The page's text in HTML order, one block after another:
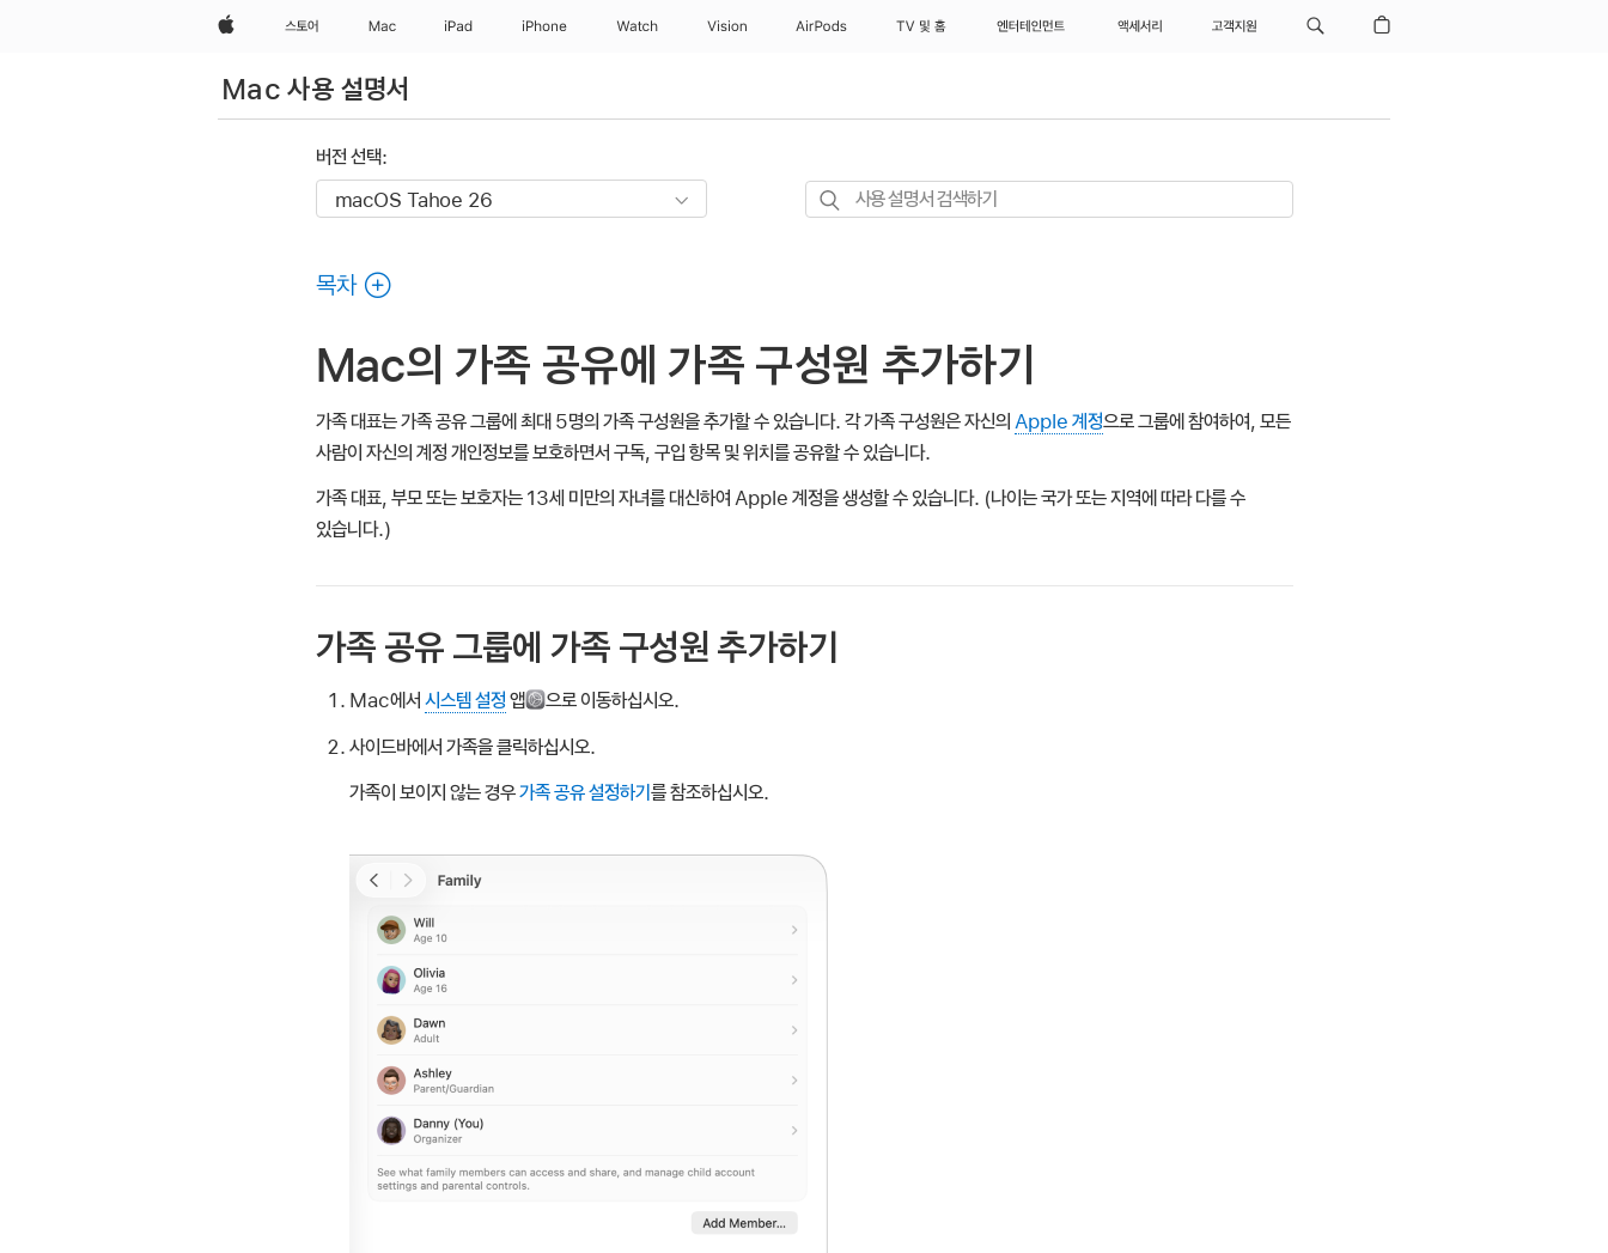
Apple스토어 Mac iPad iPhone Watch Vision AirPods TV 및 홈 엔터테인먼트 액세서리 고객지원
Mac 사용 설명서
버전 선택:
사용
목차
Mac의 가족 공유에 가족 구성원 추가하기
가족 대표는 가족 공유 그룹에 최대 5명의 가족 구성원을 추가할 수 있습니다. 각 가족 구성원은 자신의 Apple 계정으로 그룹에 참여하여, 모든
사람이 자신의 계정 개인정보를 보호하면서 구독, 구입 항목 및 위치를 공유할 수 있습니다.
가족 대표, 부모 또는 보호자는 13세 미만의 자녀를 대신하여 Apple 계정을 생성할 수 있습니다. (나이는 국가 또는 지역에 따라 다를 수
있습니다.)
가족 공유 그룹에 가족 구성원 추가하기
Mac에서 시스템 설정 앱
으로 이동하십시오.
사이드바에서 가족을 클릭하십시오.
가족이 보이지 않는 경우가족 공유 설정하기 를 참조하십시오.